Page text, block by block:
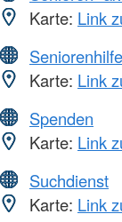
Karte: Link
Seniorenhilfe
Karte: Link
Spenden
Karte: Link
Suchdienst
Karte: Link